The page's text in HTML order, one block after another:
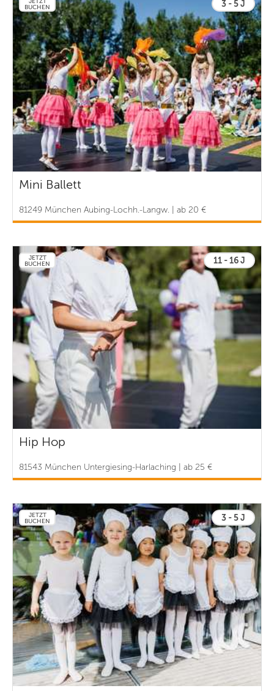
BUCHEN
3 - 5 J
Mini Ballett
81249 München Aubing-Lochh.-Langw. | ab 20 €
JETZT
BUCHEN
11 - 16 J
Hip Hop
81543 München Untergiesing-Harlaching | ab 25 €
JETZT
BUCHEN
3 - 5 J